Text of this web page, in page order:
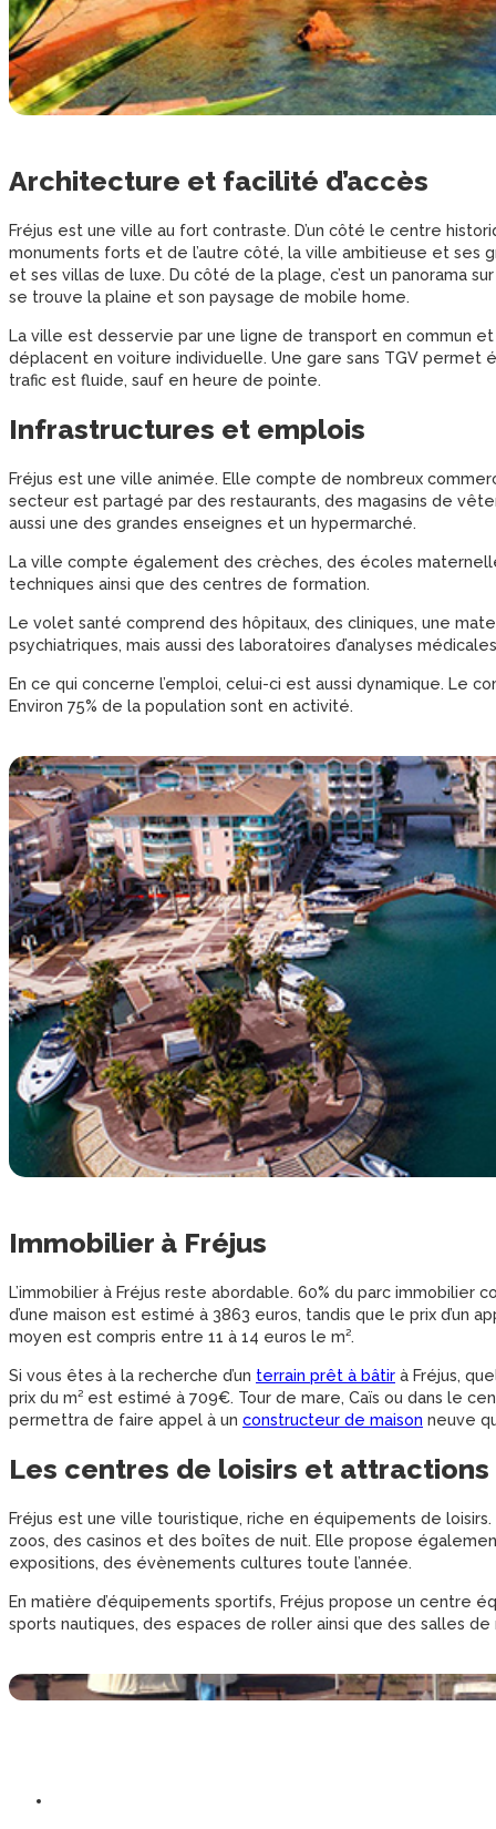
Architecture et facilité d’accès
Fréjus est une ville au fort contraste. D’un côté le centre
monuments forts et de l’autre côté, la ville ambitieuse et ses
et ses villas de luxe. Du côté de la plage, c’est un panorama
se trouve la plaine et son paysage de mobile home.
La ville est desservie par une ligne de transport en commun et
déplacent en voiture individuelle. Une gare sans TGV
trafic est fluide, sauf en heure de pointe.
Infrastructures et emplois
Fréjus est une ville animée. Elle compte de nombreux
secteur est partagé par des restaurants, des magasins de
aussi une des grandes enseignes et un hypermarché.
La ville compte également des crèches, des écoles
techniques ainsi que des centres de formation.
Le volet santé comprend des hôpitaux, des cliniques, une
psychiatriques, mais aussi des laboratoires d’analyses
En ce qui concerne l’emploi, celui-ci est aussi dynamique. Le
Environ 75% de la population sont en activité.
Immobilier à Fréjus
L’immobilier à Fréjus reste abordable. 60% du parc immobilier
d’une maison est estimé à 3863 euros, tandis que le prix
moyen est compris entre 11 à 14 euros le m².
Si vous êtes à la recherche d’un terrain prêt à bâtir à Fréjus,
prix du m² est estimé à 709€. Tour de mare, Caïs ou dans le
permettra de faire appel à un constructeur de maison neuve
Les centres de loisirs et attractions
Fréjus est une ville touristique, riche en équipements de
zoos, des casinos et des boîtes de nuit. Elle propose
expositions, des évènements cultures toute l’année.
En matière d’équipements sportifs, Fréjus propose un centre
sports nautiques, des espaces de roller ainsi que des salles